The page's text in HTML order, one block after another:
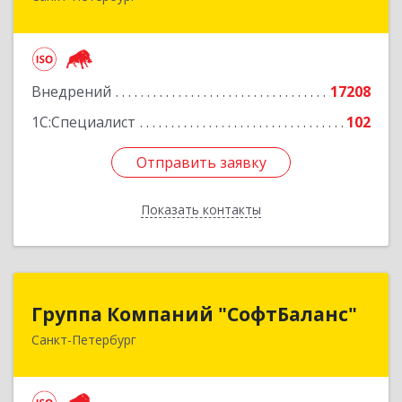
Внедрений
17208
1С:Специалист
102
Отправить заявку
Показать контакты
Отправить заявку
Назад
Группа Компаний "СофтБаланс"
Санкт-Петербург
Группа Компаний "СофтБаланс"
195112, Санкт-Петербург г, Заневский пр-кт,